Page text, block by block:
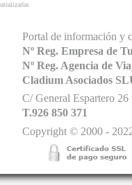
Portal de información y
Nº Reg. Empresa de
Nº Reg. Agencia de
Cladium Asociados
C/ General Espartero
T.926 850 371
Copyright © 2000 -